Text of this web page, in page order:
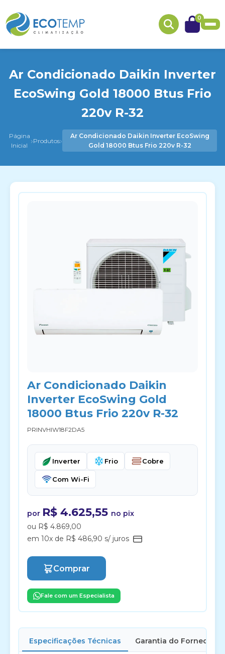
0
Ar Condicionado Daikin Inverter
EcoSwing Gold 18000 Btus Frio
220v R-32
Página
Inicial ›Produtos›
Ar Condicionado Daikin Inverter EcoSwing
Gold 18000 Btus Frio 220v R-32
Ar Condicionado Daikin
Inverter EcoSwing Gold
18000 Btus Frio 220v R-32
PRINVHIW18F2DA5
Inverter Frio Cobre
Com Wi-Fi
por R$ 4.625,55 no pix
ou R$ 4.869,00
em 10x de R$ 486,90 s/ juros
Comprar
Fale com um Especialista
Especificações Técnicas Garantia do Fornecedor